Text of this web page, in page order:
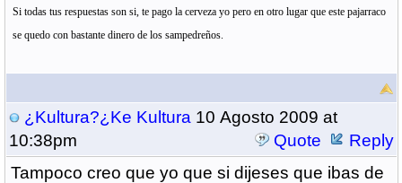
Si todas tus respuestas son si, te pago la cerveza yo pero en otro lugar que este pajarraco
se quedo con bastante dinero de los sampedreños.
¿Kultura?¿Ke Kultura 10 Agosto 2009 at
10:38pm
Quote
Reply
Tampoco creo que yo que si dijeses que ibas de